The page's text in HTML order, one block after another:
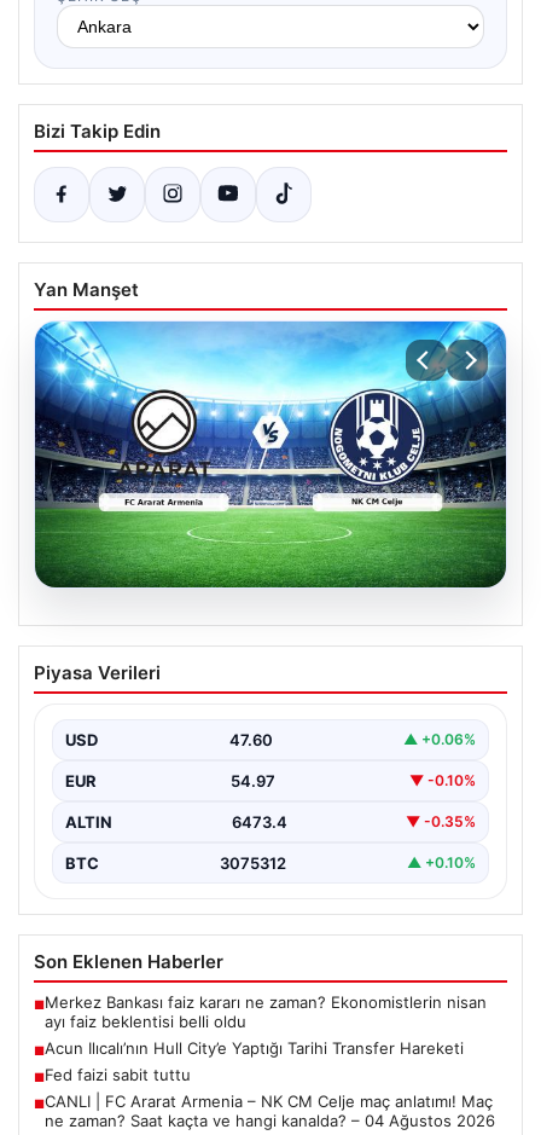
Bizi Takip Edin
Yan Manşet
CANLI | FC Ararat Armenia – NK CM
Celje maç anlatımı! Maç ne zaman?
Ağustos 2026
Piyasa Verileri
USD 47.60 ▲ +0.06%
EUR 54.97 ▼ -0.10%
ALTIN 6473.4 ▼ -0.35%
BTC 3075312 ▲ +0.10%
Son Eklenen Haberler
■Merkez Bankası faiz kararı ne zaman? Ekonomistlerin nisan
ayı faiz beklentisi belli oldu
■Acun Ilıcalı’nın Hull City’e Yaptığı Tarihi Transfer Hareketi
■Fed faizi sabit tuttu
■CANLI | FC Ararat Armenia – NK CM Celje maç anlatımı! Maç
ne zaman? Saat kaçta ve hangi kanalda? – 04 Ağustos 2026